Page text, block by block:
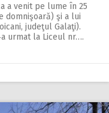
a venit pe lume în 25
domnişoară) şi a lui
judeţul Galaţi).
urmat la Liceul nr….